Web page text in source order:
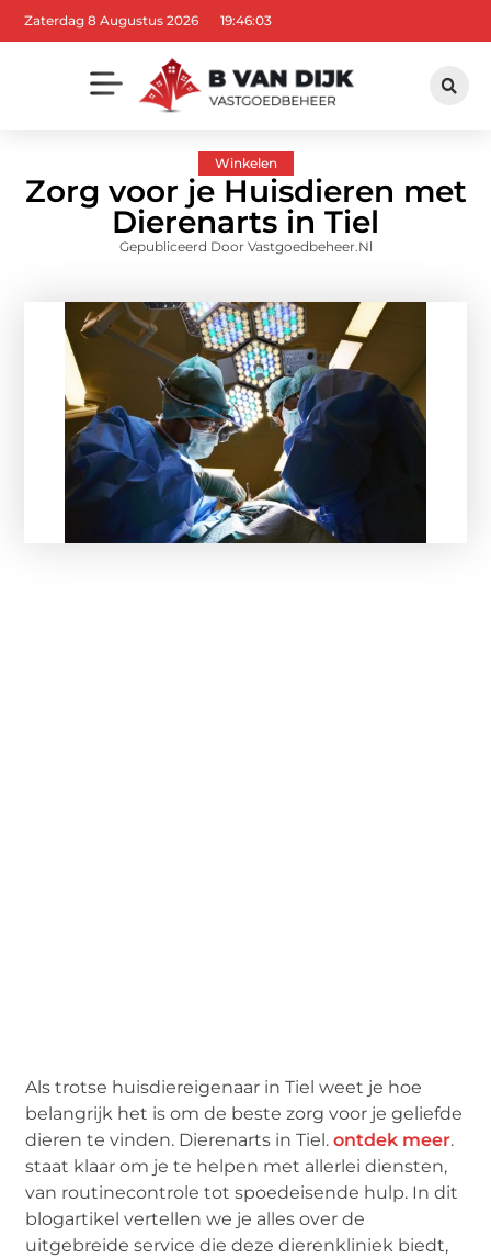
Zaterdag 8 Augustus 2026 19:46:05
Winkelen
Zorg voor je Huisdieren met
Dierenarts in Tiel
Gepubliceerd Door Vastgoedbeheer.nl
Als trotse huisdiereigenaar in Tiel weet je hoe
belangrijk het is om de beste zorg voor je geliefde
dieren te vinden. Dierenarts in Tiel.ontdek meer.
staat klaar om je te helpen met allerlei diensten,
van routinecontrole tot spoedeisende hulp. In dit
blogartikel vertellen we je alles over de
uitgebreide service die deze dierenkliniek biedt,